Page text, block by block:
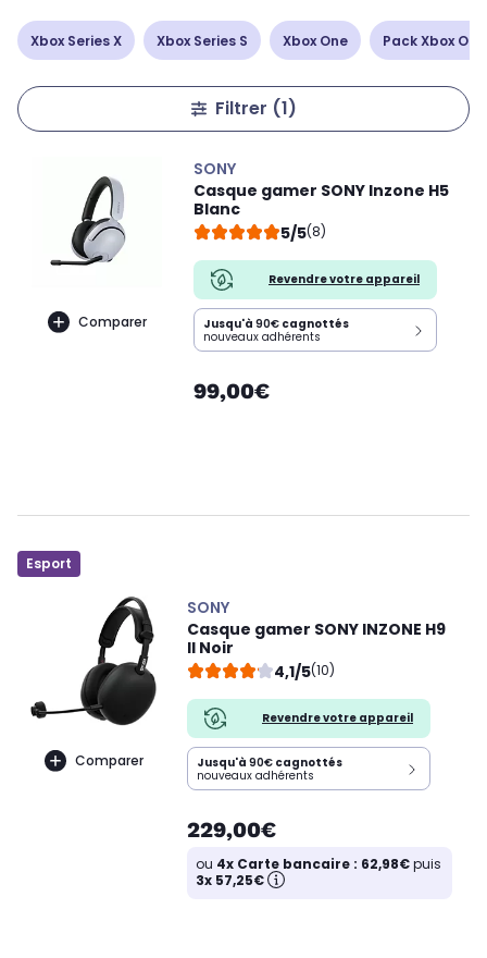
Xbox Series X Xbox Series S Xbox One Pack Xbox One
Filtrer (1)
Comparer
SONY
Casque gamer SONY Inzone H5
Blanc
5/5(8)
Revendre votre appareil
Jusqu'à 90€ cagnottés
nouveaux adhérents
99,00€
Esport
Comparer
SONY
Casque gamer SONY INZONE H9
II Noir
4,1/5(10)
Revendre votre appareil
Jusqu'à 90€ cagnottés
nouveaux adhérents
229,00€
ou 4x Carte bancaire : 62,98€puis
3x 57,25€